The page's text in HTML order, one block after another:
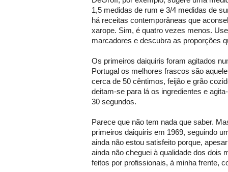
1,5 medidas de rum e 3/4 medidas de
há receitas contemporâneas que
xarope. Sim, é quatro vezes menos.
marcadores e descubra as proporções
Os primeiros daiquiris foram agitados
Portugal os melhores frascos são
cerca de 50 cêntimos, feijão e grão
deitam-se para lá os ingredientes e
30 segundos.
Parece que não tem nada que saber.
primeiros daiquiris em 1969, seguindo
ainda não estou satisfeito porque,
ainda não cheguei à qualidade dos dois
feitos por profissionais, à minha frente,